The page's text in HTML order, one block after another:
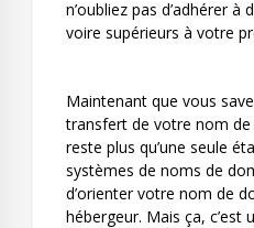
n’oubliez pas d’adhérer à
voire supérieurs à votre
Maintenant que vous
transfert de votre nom
reste plus qu’une seule
systèmes de noms de
d’orienter votre nom de
hébergeur. Mais ça, c’est